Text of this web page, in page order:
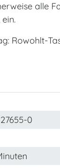
alle
Rowohlt-
0